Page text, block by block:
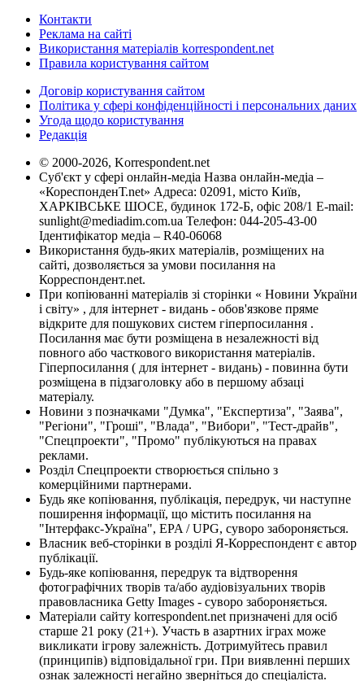
Контакти
Реклама на сайті
Використання матеріалів korrespondent.net
Правила користування сайтом
Договір користування сайтом
Політика у сфері конфіденційності і персональних даних
Угода щодо користування
Редакція
© 2000-2026, Korrespondent.net
Суб'єкт у сфері онлайн-медіа Назва онлайн-медіа –
«КореспонденТ.net» Адреса: 02091, місто Київ,
ХАРКІВСЬКЕ ШОСЕ, будинок 172-Б, офіс 208/1 E-mail:
sunlight@mediadim.com.ua Телефон: 044-205-43-00
Ідентифікатор медіа – R40-06068
Використання будь-яких матеріалів, розміщених на
сайті, дозволяється за умови посилання на
Корреспондент.net.
При копіюванні матеріалів зі сторінки « Новини України
і світу» , для інтернет - видань - обов'язкове пряме
відкрите для пошукових систем гіперпосилання .
Посилання має бути розміщена в незалежності від
повного або часткового використання матеріалів.
Гіперпосилання ( для інтернет - видань) - повинна бути
розміщена в підзаголовку або в першому абзаці
матеріалу.
Новини з позначками "Думка", "Експертиза", "Заява",
"Регіони", "Гроші", "Влада", "Вибори", "Тест-драйв",
"Спецпроекти", "Промо" публікуються на правах
реклами.
Розділ Спецпроекти створюється спільно з
комерційними партнерами.
Будь яке копіювання, публікація, передрук, чи наступне
поширення інформації, що містить посилання на
"Інтерфакс-Україна", EPA / UPG, суворо забороняється.
Власник веб-сторінки в розділі Я-Корреспондент є автор
публікації.
Будь-яке копіювання, передрук та відтворення
фотографічних творів та/або аудіовізуальних творів
правовласника Getty Images - суворо забороняється.
Матеріали сайту korrespondent.net призначені для осіб
старше 21 року (21+). Участь в азартних іграх може
викликати ігрову залежність. Дотримуйтесь правил
(принципів) відповідальної гри. При виявленні перших
ознак залежності негайно зверніться до спеціаліста.